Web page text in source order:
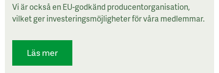
Vi är också en EU-godkänd producentorganisation,
vilket ger investeringsmöjligheter för våra medlemmar.
Läs mer